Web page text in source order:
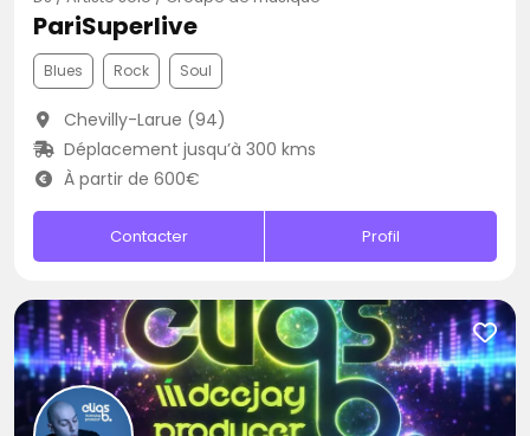
PariSuperlive
Blues Rock Soul
Chevilly-Larue (94)
Déplacement jusqu’à 300 kms
À partir de 600€
Contacter Profil